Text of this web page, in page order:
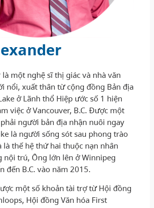
một nghệ sĩ thị giác và nhà văn
nổi, xuất thân từ cộng đồng Bản địa
ở Lãnh thổ Hiệp ước số 1 hiện
việc ở Vancouver, B.C. Được một
người bản địa nhận nuôi ngay
là người sống sót sau phong trào
là thế hệ thứ hai thuộc nạn nhân
nội trú, Ông lớn lên ở Winnipeg
đến B.C. vào năm 2015.
một số khoản tài trợ từ Hội đồng
Hội đồng Văn hóa First